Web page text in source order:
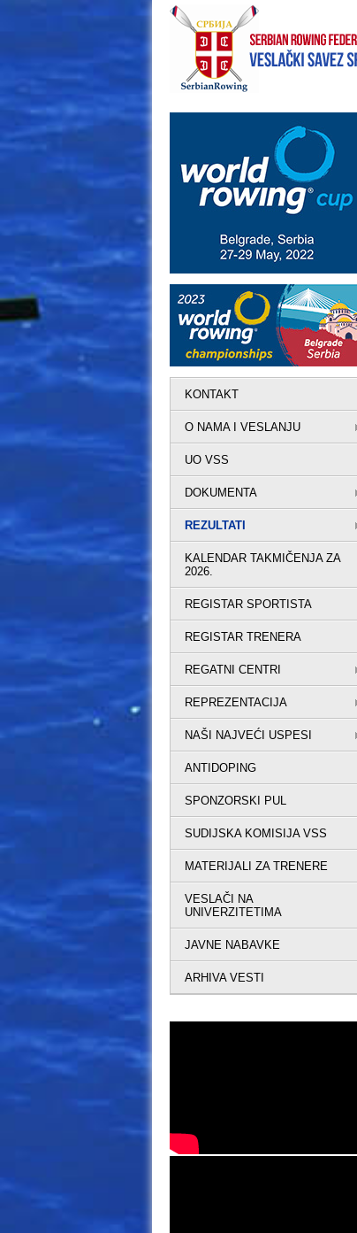
KONTAKT
O NAMA I VESLANJU
UO VSS
DOKUMENTA
REZULTATI
KALENDAR TAKMIČENJA ZA
2026.
REGISTAR SPORTISTA
REGISTAR TRENERA
REGATNI CENTRI
REPREZENTACIJA
NAŠI NAJVEĆI USPESI
ANTIDOPING
SPONZORSKI PUL
SUDIJSKA KOMISIJA VSS
MATERIJALI ZA TRENERE
VESLAČI NA
UNIVERZITETIMA
JAVNE NABAVKE
ARHIVA VESTI